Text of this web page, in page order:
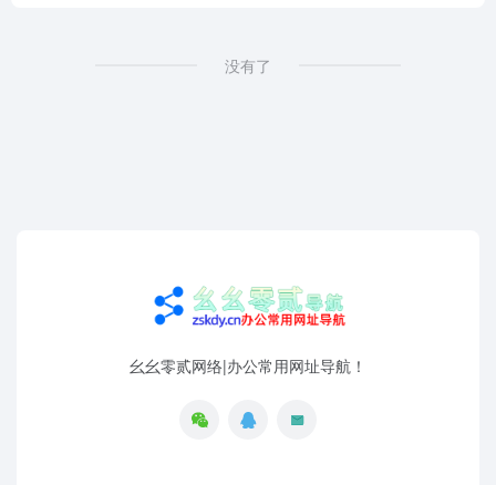
没有了
幺幺零贰网络|办公常用网址导航！